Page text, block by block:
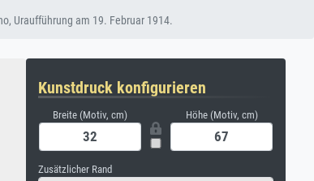
Uraufführung am 19. Februar 1914.
Kunstdruck konfigurieren
Breite (Motiv, cm) Höhe (Motiv, cm)
Zusätzlicher Rand